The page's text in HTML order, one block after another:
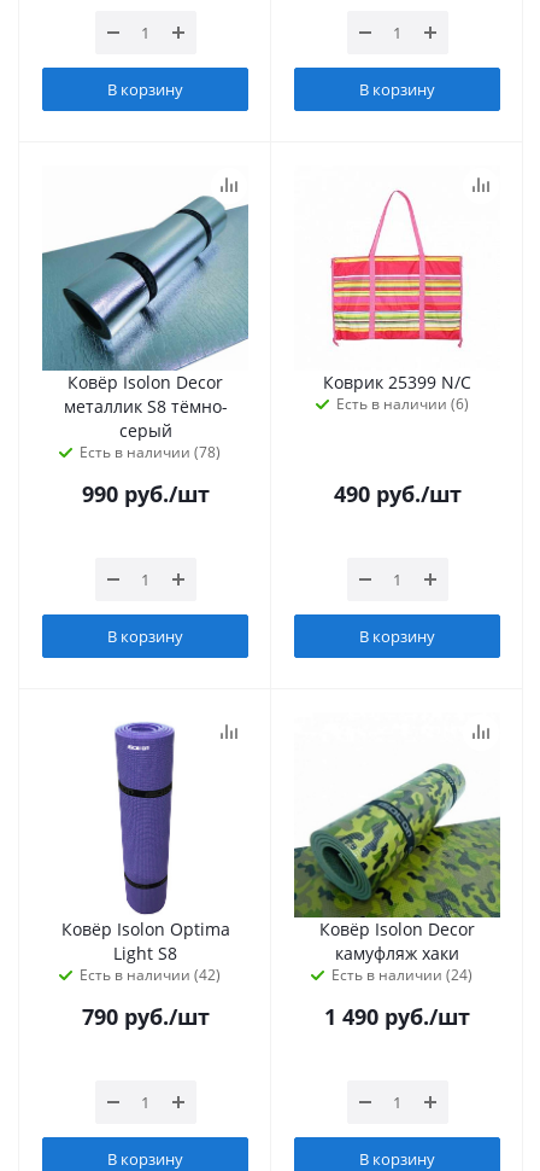
В корзину В корзину
Ковёр Isolon Decor
металлик S8 тёмно-
серый
Есть в наличии (78)
990руб./шт
В корзину
Коврик 25399 N/C
Есть в наличии (6)
490руб./шт
В корзину
Ковёр Isolon Optima
Light S8
Есть в наличии (42)
790руб./шт
В корзину
Ковёр Isolon Decor
камуфляж хаки
Есть в наличии (24)
1 490 руб./шт
В корзину